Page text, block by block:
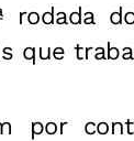
rodada
que
por